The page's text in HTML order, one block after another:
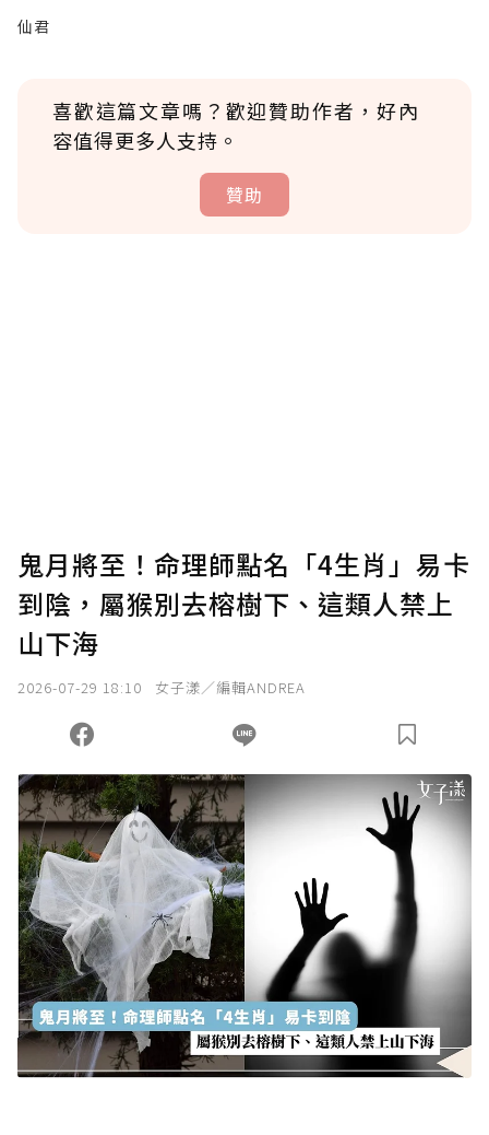
仙君
喜歡這篇文章嗎？歡迎贊助作者，好內
容值得更多人支持。
贊助
確認送出
您當前剩餘 U 利點數：0點；前往 購買點數
鬼月將至！命理師點名「4生肖」易卡
到陰，屬猴別去榕樹下、這類人禁上
山下海
2026-07-29 18:10 女子漾／編輯ANDREA